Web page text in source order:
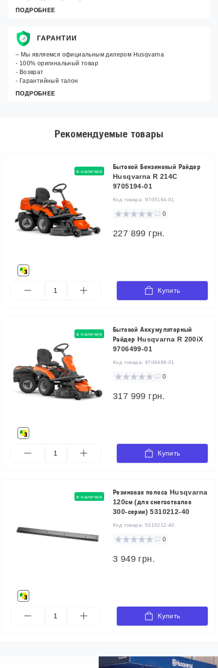
ПОДРОБНЕЕ
ГАРАНТИИ
– Мы являемся официальным дилером Husqvarna
- 100% оригинальный товар
- Возврат
- Гарантийный талон
ПОДРОБНЕЕ
Рекомендуемые товары
в наличии
Бытовой Бензиновый Райдер
Husqvarna R 214C
9705194-01
Код товара: 9705194-01
0
227 899 грн.
Купить
в наличии
Бытовой Аккумуляторный
Райдер Husqvarna R 200iX
9706499-01
Код товара: 9706499-01
0
317 999 грн.
Купить
в наличии
Резиновая полоса Husqvarna
120см (для снегоотвалов
300-серии) 5310212-40
Код товара: 5310212-40
0
3 949 грн.
Купить